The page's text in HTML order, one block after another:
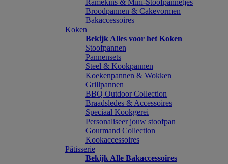
Ramekins & Mini-Stoofpannetjes
Broodpannen & Cakevormen
Bakaccessoires
Koken
Bekijk Alles voor het Koken
Stoofpannen
Pannensets
Steel & Kookpannen
Koekenpannen & Wokken
Grillpannen
BBQ Outdoor Collection
Braadsledes & Accessoires
Speciaal Kookgerei
Personaliseer jouw stoofpan
Gourmand Collection
Kookaccessoires
Pâtisserie
Bekijk Alle Bakaccessoires